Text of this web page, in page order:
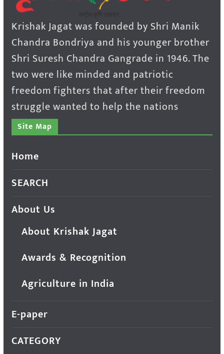
Krishak Jagat was founded by Shri Manik
Chandra Bondriya and his younger brother
Shri Suresh Chandra Gangrade in 1946. The
two were like minded and patriotic
freedom fighters that after their freedom
struggle wanted to help the nations
Site Map
Home
SEARCH
About Us
About Krishak Jagat
Awards & Recognition
Agriculture in India
E-paper
CATEGORY